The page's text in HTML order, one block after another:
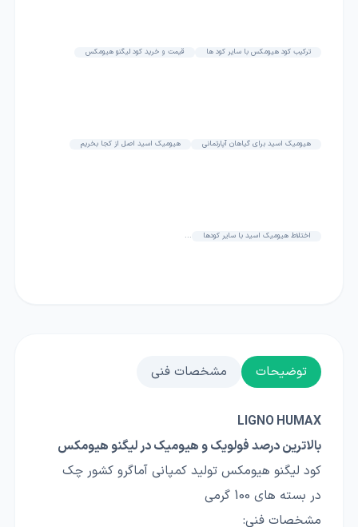
ترکیب کود هیومکس با سایر کود ها قیمت و خرید کود لیگنو هیومکس
هیومیک اسید برای گیاهان آپارتمانی هیومیک اسید اصل از کجا بخریم
اختلاط هیومیک اسید با سایر کودها ...
توضیحات مشخصات فنی
LIGNO HUMAX
بالاترین درصد فولویک و هیومیک در لیگنو هیومکس
کود لیگنو هیومکس تولید کمپانی آماگرو کشور چک
در بسته های 100 گرمی
مشخصات فنی: